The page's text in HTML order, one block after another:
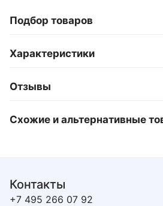
Подбор товаров
Характеристики
Отзывы
Схожие и альтернативные
Контакты
+7 495 266 07 92